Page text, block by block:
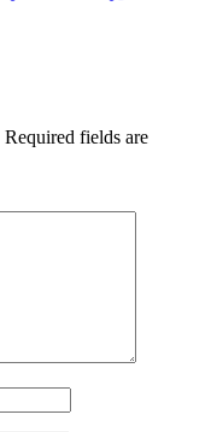
Required fields are